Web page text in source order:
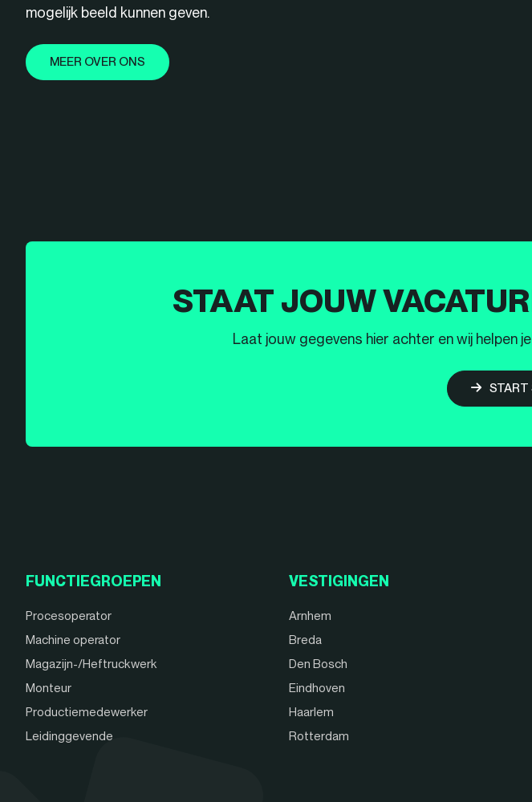
mogelijk beeld kunnen geven.
MEER OVER ONS
STAAT JOUW
Laat jouw gegevens hier achter en wij helpen
START
FUNCTIEGROEPEN
Procesoperator
Machine operator
Magazijn-/Heftruckwerk
Monteur
Productiemedewerker
Leidinggevende
VESTIGINGEN
Arnhem
Breda
Den Bosch
Eindhoven
Haarlem
Rotterdam